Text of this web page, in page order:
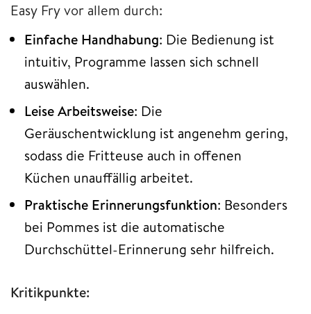
Easy Fry vor allem durch:
Einfache Handhabung: Die Bedienung ist
intuitiv, Programme lassen sich schnell
auswählen.
Leise Arbeitsweise: Die
Geräuschentwicklung ist angenehm gering,
sodass die Fritteuse auch in offenen
Küchen unauffällig arbeitet.
Praktische Erinnerungsfunktion: Besonders
bei Pommes ist die automatische
Durchschüttel-Erinnerung sehr hilfreich.
Kritikpunkte: